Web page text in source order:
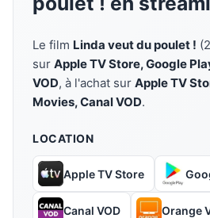
Le film Linda veut du poulet !
sur Apple TV Store, Google
VOD, à l'achat sur Apple TV
Movies, Canal VOD.
LOCATION
Apple TV Store
Canal VOD Orange